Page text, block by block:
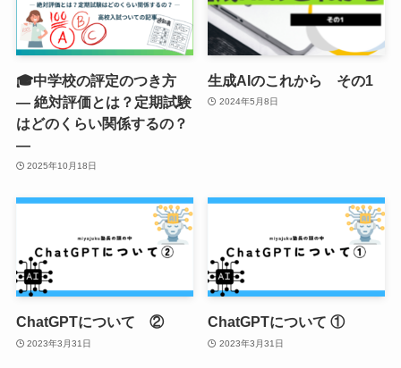
🎓中学校の評定のつき方
― 絶対評価とは？定期試験
はどのくらい関係するの？
―
2025年10月18日
生成AIのこれから その1
2024年5月8日
ChatGPTについて ②
2023年3月31日
ChatGPTについて ①
2023年3月31日